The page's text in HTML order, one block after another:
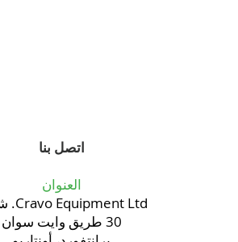
أفضل على الاستثمار؟اتصل بنا
العنوان
Cravo Equipment Ltd. شركة
30 طريق وايت سوان